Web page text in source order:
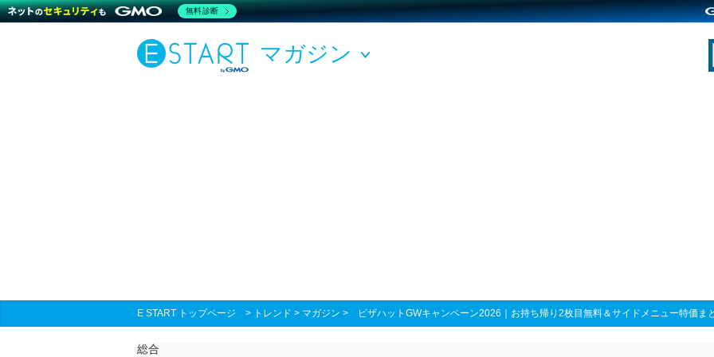
マガジン
E START トップページ > トレンド > マガジン > ピザハットGWキャンペーン2026｜お持ち帰り2枚目無料＆サイドメニュー特価ま
総合
無料診断